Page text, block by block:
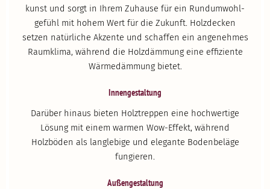
kunst und sorgt in Ihrem Zuhause für ein Rundum­wohl­
gefühl mit hohem Wert für die Zukunft. Holzdecken
setzen natür­liche Akzente und schaffen ein angenehmes
Raumklima, während die Holzdämmung eine effiziente
Wärme­dämmung bietet.
Innen­ge­staltung
Darüber hinaus bieten Holztreppen eine hochwertige
Lösung mit einem warmen Wow-Effekt, während
Holzböden als langlebige und elegante Boden­beläge
fungieren.
Außen­ge­staltung